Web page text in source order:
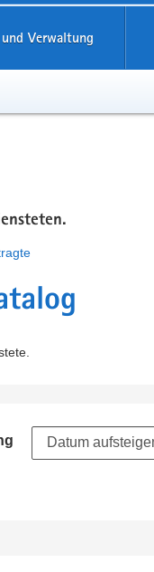
Verwaltung